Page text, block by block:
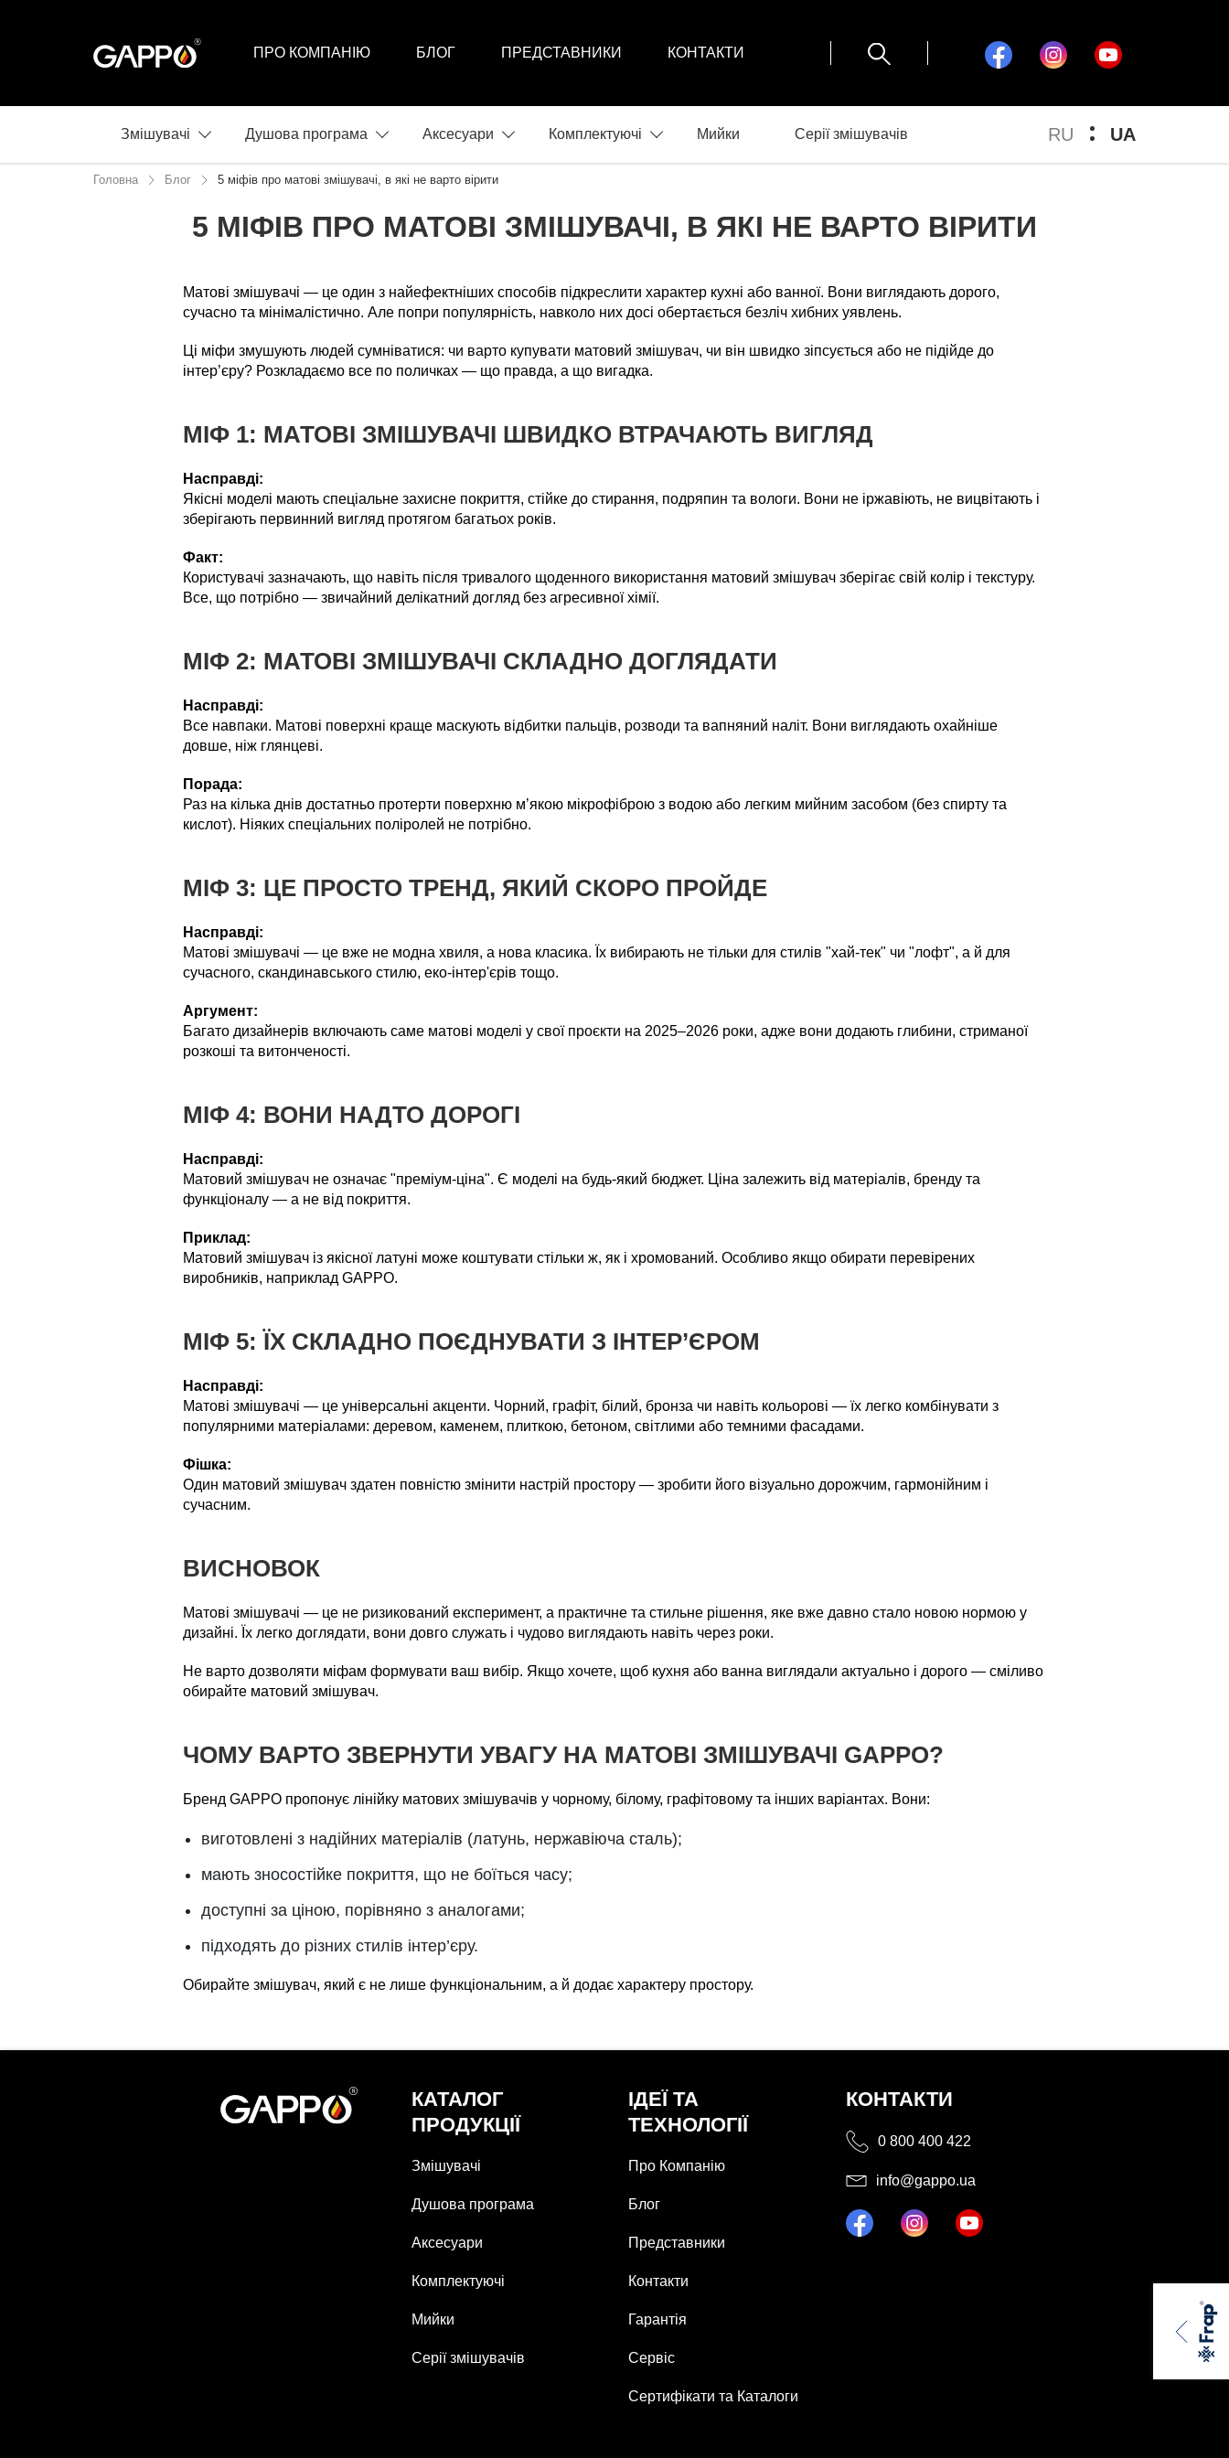
ПРО КОМПАНІЮ БЛОГ ПРЕДСТАВНИКИ КОНТАКТИ
RU UA
Змішувачі Душова програма Аксесуари Комплектуючі Мийки Серії змішувачів
Головна Блог 5 міфів про матові змішувачі, в які не варто вірити
5 МІФІВ ПРО МАТОВІ ЗМІШУВАЧІ, В ЯКІ НЕ ВАРТО ВІРИТИ
Матові змішувачі — це один з найефектніших способів підкреслити характер кухні або ванної. Вони виглядають дорого,
сучасно та мінімалістично. Але попри популярність, навколо них досі обертається безліч хибних уявлень.
Ці міфи змушують людей сумніватися: чи варто купувати матовий змішувач, чи він швидко зіпсується або не підійде до
інтер’єру? Розкладаємо все по поличках — що правда, а що вигадка.
МІФ 1: МАТОВІ ЗМІШУВАЧІ ШВИДКО ВТРАЧАЮТЬ ВИГЛЯД
Насправді:
Якісні моделі мають спеціальне захисне покриття, стійке до стирання, подряпин та вологи. Вони не іржавіють, не вицвітають і
зберігають первинний вигляд протягом багатьох років.
Факт:
Користувачі зазначають, що навіть після тривалого щоденного використання матовий змішувач зберігає свій колір і текстуру.
Все, що потрібно — звичайний делікатний догляд без агресивної хімії.
МІФ 2: МАТОВІ ЗМІШУВАЧІ СКЛАДНО ДОГЛЯДАТИ
Насправді:
Все навпаки. Матові поверхні краще маскують відбитки пальців, розводи та вапняний наліт. Вони виглядають охайніше
довше, ніж глянцеві.
Порада:
Раз на кілька днів достатньо протерти поверхню м’якою мікрофіброю з водою або легким мийним засобом (без спирту та
кислот). Ніяких спеціальних поліролей не потрібно.
МІФ 3: ЦЕ ПРОСТО ТРЕНД, ЯКИЙ СКОРО ПРОЙДЕ
Насправді:
Матові змішувачі — це вже не модна хвиля, а нова класика. Їх вибирають не тільки для стилів "хай-тек" чи "лофт", а й для
сучасного, скандинавського стилю, еко-інтер'єрів тощо.
Аргумент:
Багато дизайнерів включають саме матові моделі у свої проєкти на 2025–2026 роки, адже вони додають глибини, стриманої
розкоші та витонченості.
МІФ 4: ВОНИ НАДТО ДОРОГІ
Насправді:
Матовий змішувач не означає "преміум-ціна". Є моделі на будь-який бюджет. Ціна залежить від матеріалів, бренду та
функціоналу — а не від покриття.
Приклад:
Матовий змішувач із якісної латуні може коштувати стільки ж, як і хромований. Особливо якщо обирати перевірених
виробників, наприклад GAPPO.
МІФ 5: ЇХ СКЛАДНО ПОЄДНУВАТИ З ІНТЕР’ЄРОМ
Насправді:
Матові змішувачі — це універсальні акценти. Чорний, графіт, білий, бронза чи навіть кольорові — їх легко комбінувати з
популярними матеріалами: деревом, каменем, плиткою, бетоном, світлими або темними фасадами.
Фішка:
Один матовий змішувач здатен повністю змінити настрій простору — зробити його візуально дорожчим, гармонійним і
сучасним.
ВИСНОВОК
Матові змішувачі — це не ризикований експеримент, а практичне та стильне рішення, яке вже давно стало новою нормою у
дизайні. Їх легко доглядати, вони довго служать і чудово виглядають навіть через роки.
Не варто дозволяти міфам формувати ваш вибір. Якщо хочете, щоб кухня або ванна виглядали актуально і дорого — сміливо
обирайте матовий змішувач.
ЧОМУ ВАРТО ЗВЕРНУТИ УВАГУ НА МАТОВІ ЗМІШУВАЧІ GAPPO?
Бренд GAPPO пропонує лінійку матових змішувачів у чорному, білому, графітовому та інших варіантах. Вони:
виготовлені з надійних матеріалів (латунь, нержавіюча сталь);
мають зносостійке покриття, що не боїться часу;
доступні за ціною, порівняно з аналогами;
підходять до різних стилів інтер’єру.
Обирайте змішувач, який є не лише функціональним, а й додає характеру простору.
КАТАЛОГ
ПРОДУКЦІЇ
Змішувачі
Душова програма
Аксесуари
Комплектуючі
Мийки
Серії змішувачів
ІДЕЇ ТА
ТЕХНОЛОГІЇ
Про Компанію
Блог
Представники
Контакти
Гарантія
Сервіс
Сертифікати та Каталоги
КОНТАКТИ
0 800 400 422
info@gappo.ua